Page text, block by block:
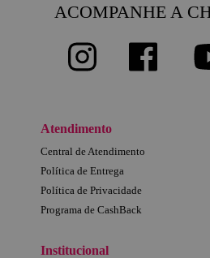
ACOMPANHE A
Atendimento
Central de Atendimento
Política de Entrega
Política de Privacidade
Programa de CashBack
Institucional